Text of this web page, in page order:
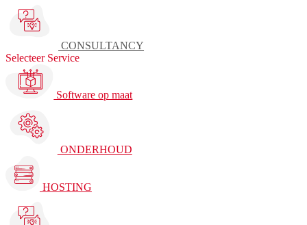
CONSULTANCY
Selecteer Service
Software op maat
ONDERHOUD
HOSTING